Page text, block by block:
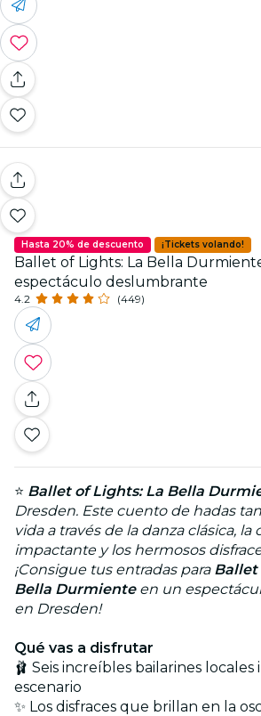
Hasta 20% de descuento ¡Tickets volando!
Ballet of Lights: La Bella
espectáculo deslumbrante
4.2 (449)
⭐ Ballet of Lights: La Bella
Dresden. Este cuento de hadas
vida a través de la danza clásica, la
impactante y los hermosos
¡Consigue tus entradas para Ballet
Bella Durmienteen un
en Dresden!
Qué vas a disfrutar
🩰 Seis increíbles bailarines locales
escenario
✨ Los disfraces que brillan en la